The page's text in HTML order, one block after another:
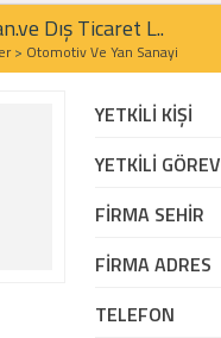
Dış Ticaret L..
> Otomotiv Ve Yan Sanayi
YETKİLİ KİŞİ
YETKİLİ GÖREV
FİRMA SEHİR
FİRMA ADRES
TELEFON